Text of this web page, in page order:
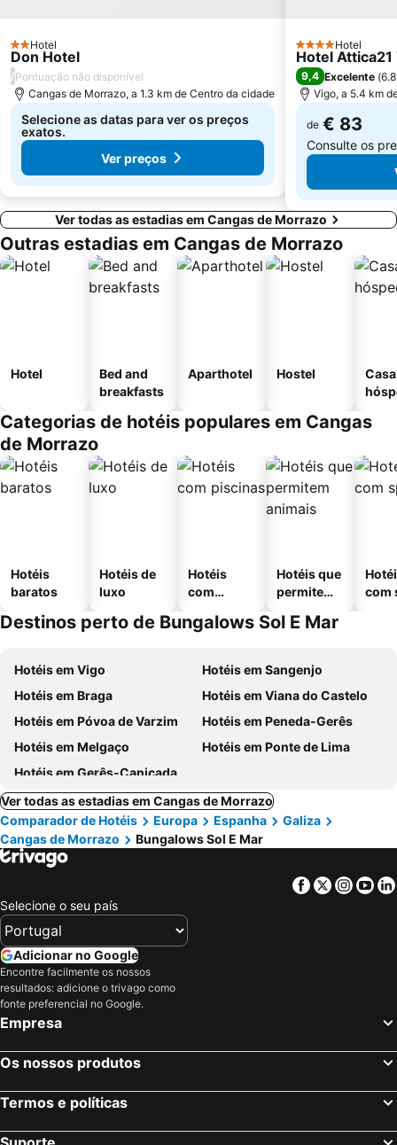
Canelas
Puerto de Panxón
Parque Termal do Peso
Estación de Tren de Vigo
Plaza de América
Nerga
Praia de Aguete
Centro Príncipe
Bus Station
2 Estrelas
Hotel
Don Hotel
/Pontuação não disponível
Cangas de Morrazo, a 1.3 km de Centro da cidade
Selecione as datas para ver os preços
exatos.
Ver preços
4 Estrelas
Hotel
Hotel
9,4 Excelente (
Vigo, a 5.4 km
de € 83
Consulte os
Ver todas as estadias em Cangas de Morrazo
Outras estadias em Cangas de Morrazo
Hotel
Bed and
breakfasts
Aparthotel Hostel
Categorias de hotéis populares em Cangas
de Morrazo
Hotéis
baratos
Hotéis de
luxo
Hotéis
com
Hotéis que
permitem
com
Destinos perto de Bungalows Sol E Mar
Hotéis em Vigo
Hotéis em Sangenjo
Hotéis em Braga
Hotéis em Viana do Castelo
Hotéis em Póvoa de Varzim
Hotéis em Peneda-Gerês
Hotéis em Melgaço
Hotéis em Ponte de Lima
Hotéis em Gerês-Caniçada
Ver todas as estadias em Cangas de Morrazo
Comparador de Hotéis
Europa Espanha
Galiza
Cangas de Morrazo
Bungalows Sol E Mar
Facebook
Twitter
Selecione o seu país
Adicionar no Google
Encontre facilmente os nossos
resultados: adicione o trivago como
fonte preferencial no Google.
Empresa
Os nossos produtos
Termos e políticas